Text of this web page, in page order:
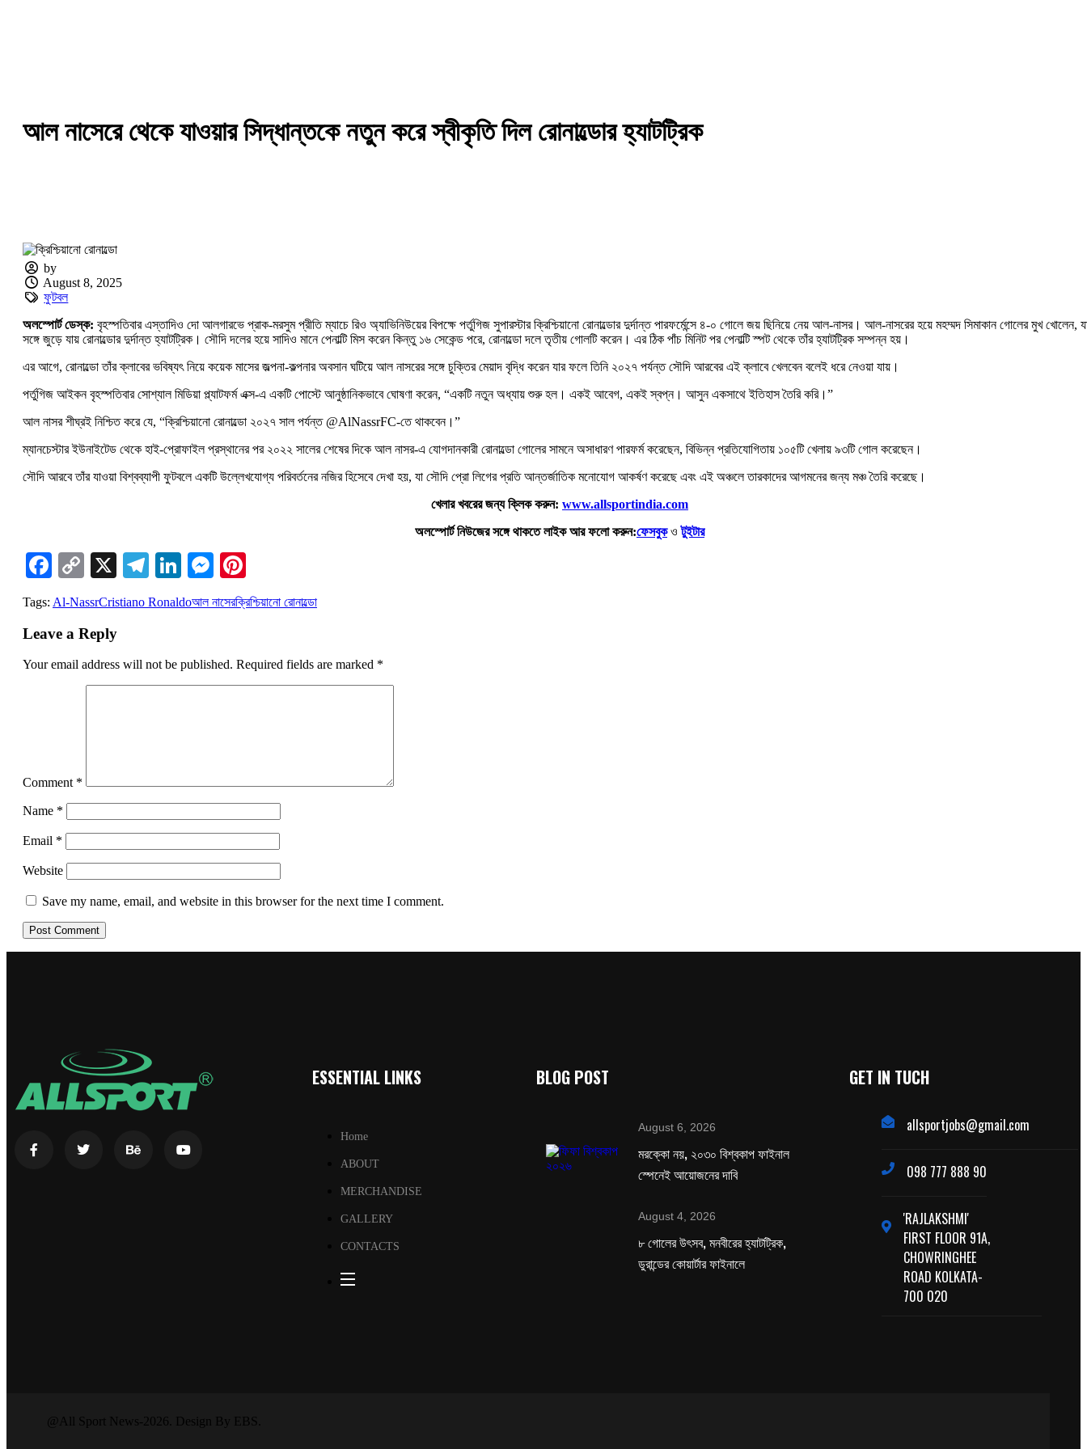
আল নাসেরে থেকে যাওয়ার সিদ্ধান্তকে নতুন করে স্বীকৃতি দিল রোনাল্ডোর হ্যাটট্রিক
by
August 8, 2025
ফুটবল
অলস্পোর্ট ডেস্ক: বৃহস্পতিবার এস্তাদিও দো আলগারভে প্রাক-মরসুম প্রীতি ম্যাচে রিও অ্যাভিনিউয়ের বিপক্ষে পর্তুগিজ সুপারস্টার ক্রিশ্চিয়ানো রোনাল্ডোর দুর্দান্ত পারফর্মেন্সে ৪-০ গোলে জয় ছিনিয়ে নেয় আল-নাসর। আল-নাসরের হয়ে মহম্মদ সিমাকান গোলের মুখ খোলেন,
সঙ্গে জুড়ে যায় রোনাল্ডোর দুর্দান্ত হ্যাটট্রিক। সৌদি দলের হয়ে সাদিও মানে পেনাল্টি মিস করেন কিন্তু ১৬ সেকেন্ড পরে, রোনাল্ডো দলে তৃতীয় গোলটি করেন। এর ঠিক পাঁচ মিনিট পর পেনাল্টি স্পট থেকে তাঁর হ্যাটট্রিক সম্পন্ন হয়।
এর আগে, রোনাল্ডো তাঁর ক্লাবের ভবিষ্যৎ নিয়ে কয়েক মাসের জল্পনা-কল্পনার অবসান ঘটিয়ে আল নাসরের সঙ্গে চুক্তির মেয়াদ বৃদ্ধি করেন যার ফলে তিনি ২০২৭ পর্যন্ত সৌদি আরবের এই ক্লাবে খেলবেন বলেই ধরে নেওয়া যায়।
পর্তুগিজ আইকন বৃহস্পতিবার সোশ্যাল মিডিয়া প্ল্যাটফর্ম এক্স-এ একটি পোস্টে আনুষ্ঠানিকভাবে ঘোষণা করেন, “একটি নতুন অধ্যায় শুরু হল। একই আবেগ, একই স্বপ্ন। আসুন একসাথে ইতিহাস তৈরি করি।”
আল নাসর শীঘ্রই নিশ্চিত করে যে, “ক্রিশ্চিয়ানো রোনাল্ডো ২০২৭ সাল পর্যন্ত @AlNassrFC-তে থাকবেন।”
ম্যানচেস্টার ইউনাইটেড থেকে হাই-প্রোফাইল প্রস্থানের পর ২০২২ সালের শেষের দিকে আল নাসর-এ যোগদানকারী রোনাল্ডো গোলের সামনে অসাধারণ পারফর্ম করেছেন, বিভিন্ন প্রতিযোগিতায় ১০৫টি খেলায় ৯৩টি গোল করেছেন।
সৌদি আরবে তাঁর যাওয়া বিশ্বব্যাপী ফুটবলে একটি উল্লেখযোগ্য পরিবর্তনের নজির হিসেবে দেখা হয়, যা সৌদি প্রো লিগের প্রতি আন্তর্জাতিক মনোযোগ আকর্ষণ করেছে এবং এই অঞ্চলে তারকাদের আগমনের জন্য মঞ্চ তৈরি করেছে।
খেলার খবরের জন্য ক্লিক করুন: www.allsportindia.com
অলস্পোর্ট নিউজের সঙ্গে থাকতে লাইক আর ফলো করুন:ফেসবুকওটুইটার
Facebook
Copy
Link
X Telegram
LinkedIn
Messenger
Tags: Al-NassrCristiano Ronaldoআল নাসেরক্রিশ্চিয়ানো রোনাল্ডো
Leave a Reply
Your email address will not be published. Required fields are marked *
Comment *
Name *
Email *
Website
Save my name, email, and website in this browser for the next time I comment.
ESSENTIAL LINKS
Home
ABOUT
MERCHANDISE
GALLERY
CONTACTS
BLOG POST
August 6, 2026
মরক্কো নয়, ২০৩০ বিশ্বকাপ ফাইনাল
স্পেনেই আয়োজনের দাবি
August 4, 2026
৮ গোলের উৎসব, মনবীরের হ্যাটট্রিক,
ডুরান্ডের কোয়ার্টার ফাইনালে
GET IN TUCH
allsportjobs@gmail.com
098 777 888 90
'RAJLAKSHMI'
FIRST FLOOR 91A,
CHOWRINGHEE
ROAD KOLKATA-
700 020
@All Sport News-2026. Design By EBS.